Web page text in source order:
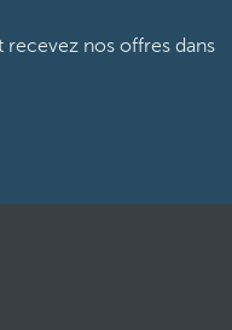
nos offres dans